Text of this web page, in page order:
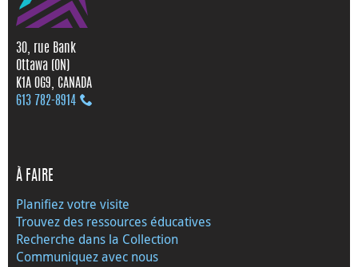
30, rue Bank
Ottawa (ON)
K1A 0G9, CANADA
613 782‑8914
À FAIRE
Planifiez votre visite
Trouvez des ressources éducatives
Recherche dans la Collection
Communiquez avec nous